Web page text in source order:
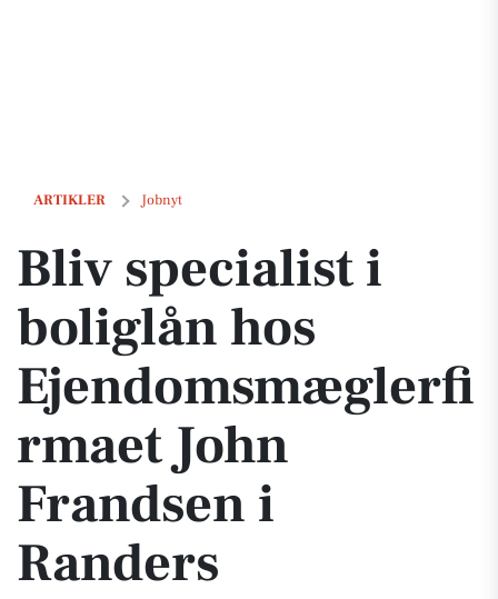
ARTIKLER Jobnyt
Bliv specialist i boliglån hos Ejendomsmæglerfirmaet John
Bliv specialist i
boliglån hos
Ejendomsmæglerfi
rmaet John
Frandsen i
Randers